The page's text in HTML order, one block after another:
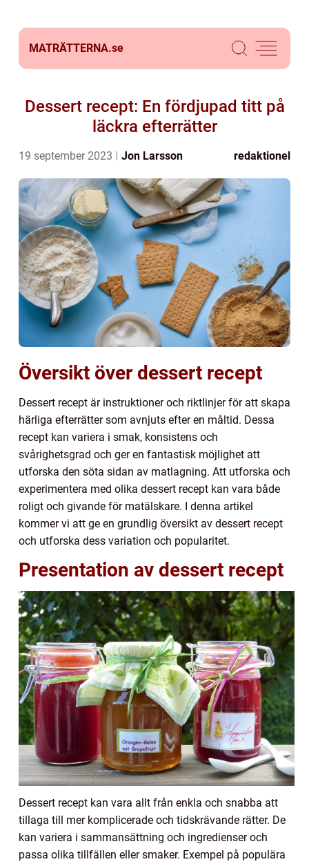
MATRÄTTERNA.se
Dessert recept: En fördjupad titt på
läckra efterrätter
19 september 2023 Jon Larsson redaktionel
Översikt över dessert recept
Dessert recept är instruktioner och riktlinjer för att skapa
härliga efterrätter som avnjuts efter en måltid. Dessa
recept kan variera i smak, konsistens och
svårighetsgrad och ger en fantastisk möjlighet att
utforska den söta sidan av matlagning. Att utforska och
experimentera med olika dessert recept kan vara både
roligt och givande för matälskare. I denna artikel
kommer vi att ge en grundlig översikt av dessert recept
och utforska dess variation och popularitet.
Presentation av dessert recept
Dessert recept kan vara allt från enkla och snabba att
tillaga till mer komplicerade och tidskrävande rätter. De
kan variera i sammansättning och ingredienser och
passa olika tillfällen eller smaker. Exempel på populära